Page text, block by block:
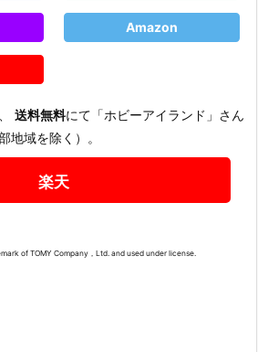
Amazon
送料無料にて「ホビーアイランド」さん
地域を除く）。
楽天
of TOMY Company，Ltd. and used under license.